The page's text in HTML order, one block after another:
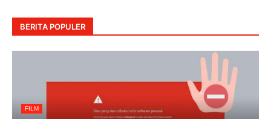
BERITA POPULER
FILM